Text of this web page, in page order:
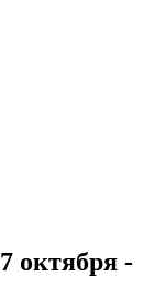
октября -